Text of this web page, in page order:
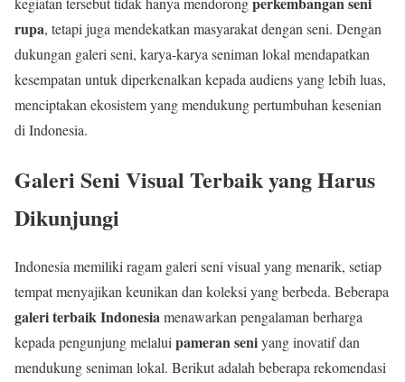
rupa, tetapi juga mendekatkan masyarakat dengan seni. Dengan
dukungan galeri seni, karya-karya seniman lokal mendapatkan
kesempatan untuk diperkenalkan kepada audiens yang lebih luas,
menciptakan ekosistem yang mendukung pertumbuhan kesenian
di Indonesia.
Galeri Seni Visual Terbaik yang Harus
Dikunjungi
Indonesia memiliki ragam galeri seni visual yang menarik, setiap
tempat menyajikan keunikan dan koleksi yang berbeda. Beberapa
galeri terbaik Indonesiamenawarkan pengalaman berharga
kepada pengunjung melaluipameran seniyang inovatif dan
mendukung seniman lokal. Berikut adalah beberapa rekomendasi